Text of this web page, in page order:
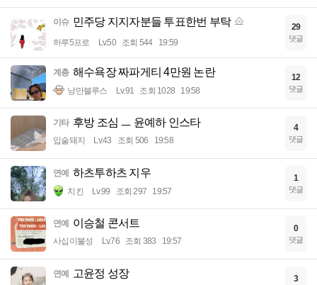
이슈 민주당 지지자분들 투표한번 부탁
하루5프로 Lv.50 조회 544 19:59
29
댓글
계층 해수욕장 짜파게티 4만원 논란
낭만블루스 Lv.91 조회 1028 19:58
12
댓글
기타 후방 조심 ㅡ 윤예하 인스타
입술돼지 Lv.43 조회 506 19:58
4
댓글
연예 하츠투하츠 지우
치킨 Lv.99 조회 297 19:57
1
댓글
연예 이승철 콘서트
사십이불성 Lv.76 조회 383 19:57
0
댓글
연예 고윤정 성장 3